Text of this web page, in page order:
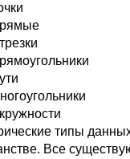
типы
Все